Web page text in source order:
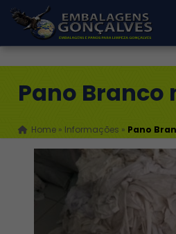
Pano Branco
Home » Informações » Pano